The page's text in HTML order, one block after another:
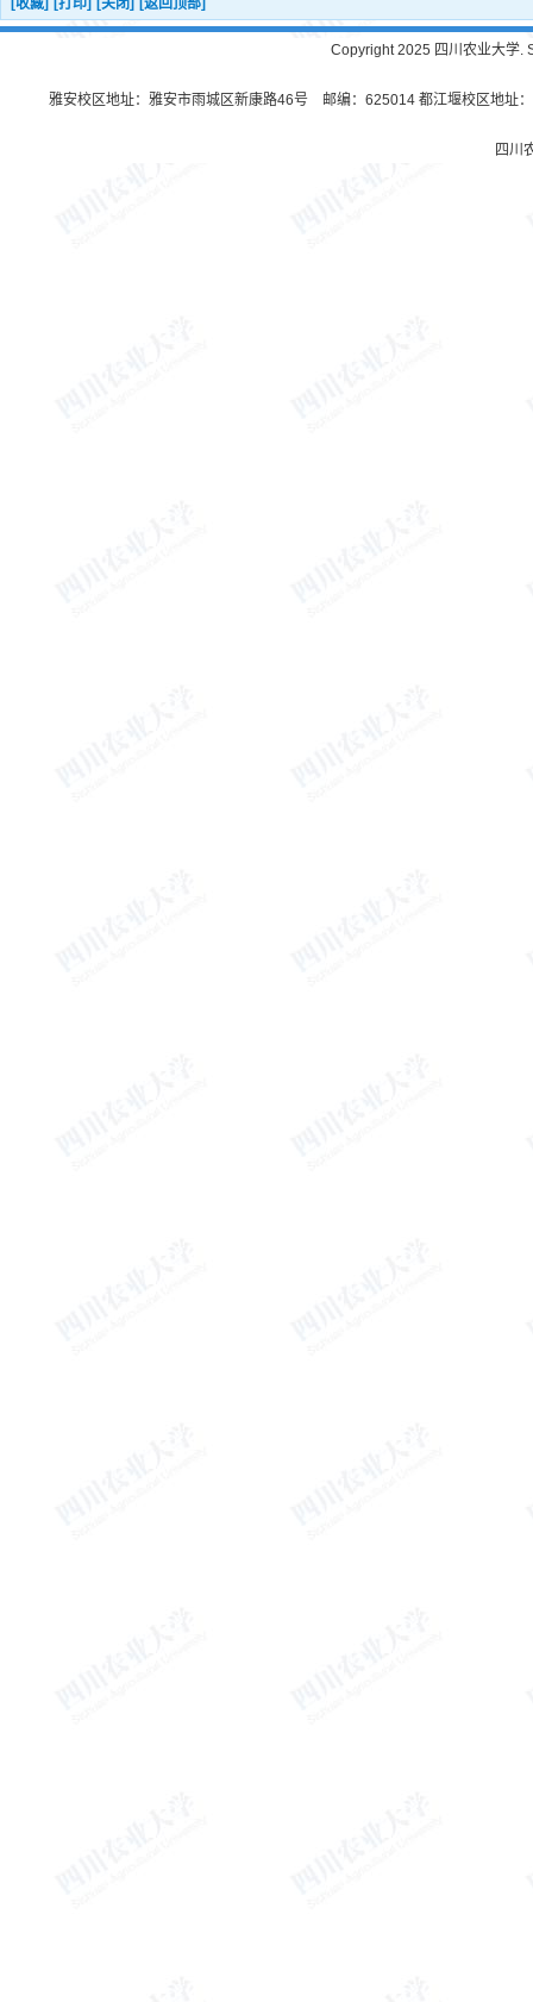
[收藏] [打印] [关闭] [返回顶部]
Copyright 2025 四川农业大学.
雅安校区地址：雅安市雨城区新康路46号 邮编：625014 都江堰校区地址
四川